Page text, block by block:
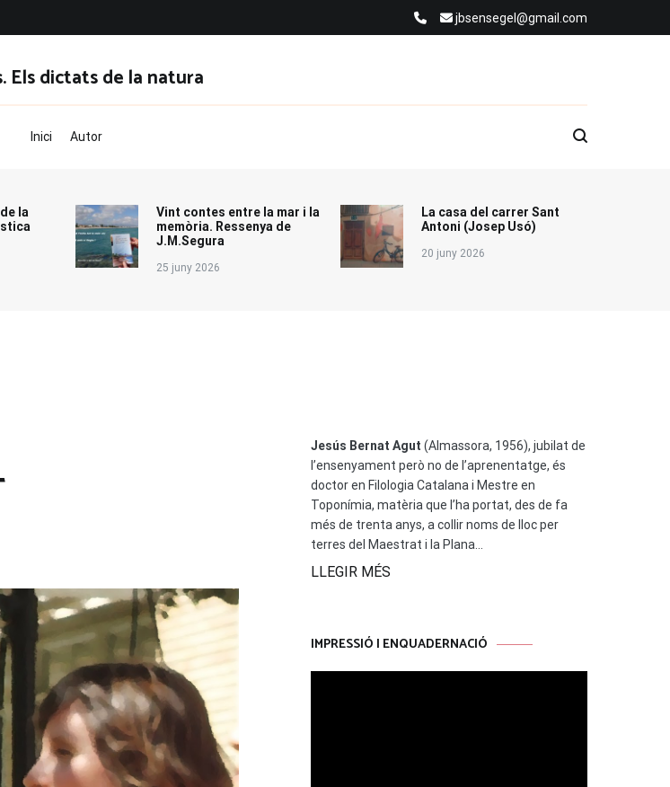
jbsensegel@gmail.com
Els dictats de la natura
Inici Autor
la
Vint contes entre la mar i la
memòria. Ressenya de
J.M.Segura
25 juny 2026
La casa del carrer Sant
Antoni (Josep Usó)
20 juny 2026
Jesús Bernat Agut (Almassora, 1956), jubilat de
l’ensenyament però no de l’aprenentatge, és
doctor en Filologia Catalana i Mestre en
Toponímia, matèria que l’ha portat, des de fa
més de trenta anys, a collir noms de lloc per
terres del Maestrat i la Plana...
LLEGIR MÉS
IMPRESSIÓ I ENQUADERNACIÓ